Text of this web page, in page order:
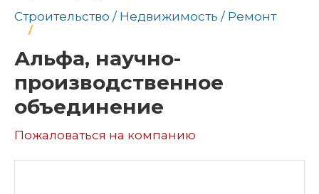
Строительство / Недвижимость / Ремонт
Альфа, научно-
производственное
объединение
Пожаловаться на компанию